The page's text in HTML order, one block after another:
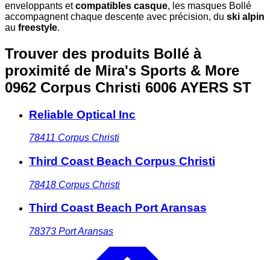
enveloppants etcompatibles casque, les masques Bollé
accompagnent chaque descente avec précision, du ski alpin
au freestyle.
Trouver des produits Bollé à
proximité de Mira's Sports & More
0962 Corpus Christi 6006 AYERS ST
Reliable Optical Inc
78411 Corpus Christi
Third Coast Beach Corpus Christi
78418 Corpus Christi
Third Coast Beach Port Aransas
78373 Port Aransas